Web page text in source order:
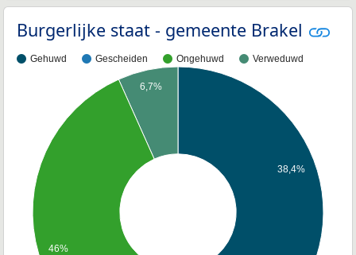
Burgerlijke staat - gemeente Brakel
Gehuwd Gescheiden Ongehuwd Verweduwd
38,4%
6,7%
46%